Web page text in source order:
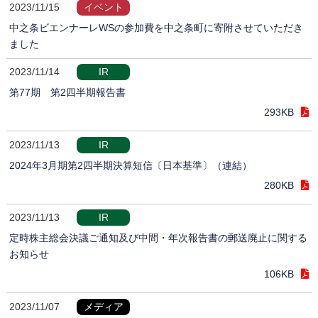
2023/11/15
イベント
中之条ビエンナーレWSの参加費を中之条町に寄附させていただき
ました
2023/11/14
IR
第77期 第2四半期報告書
293KB
2023/11/13
IR
2024年3月期第2四半期決算短信〔日本基準〕（連結）
280KB
2023/11/13
IR
定時株主総会決議ご通知及び中間・年次報告書の郵送廃止に関する
お知らせ
106KB
2023/11/07
メディア